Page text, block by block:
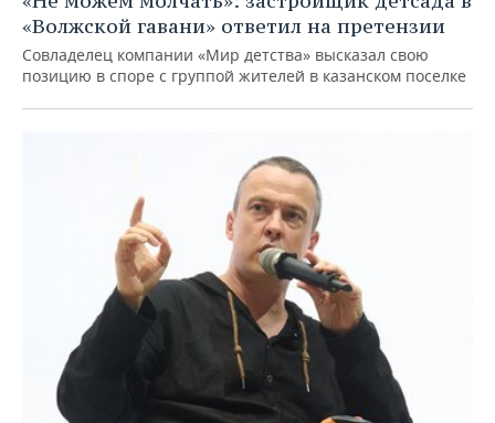
«Волжской гавани» ответил на претензии
Совладелец компании «Мир детства» высказал свою
позицию в споре с группой жителей в казанском поселке